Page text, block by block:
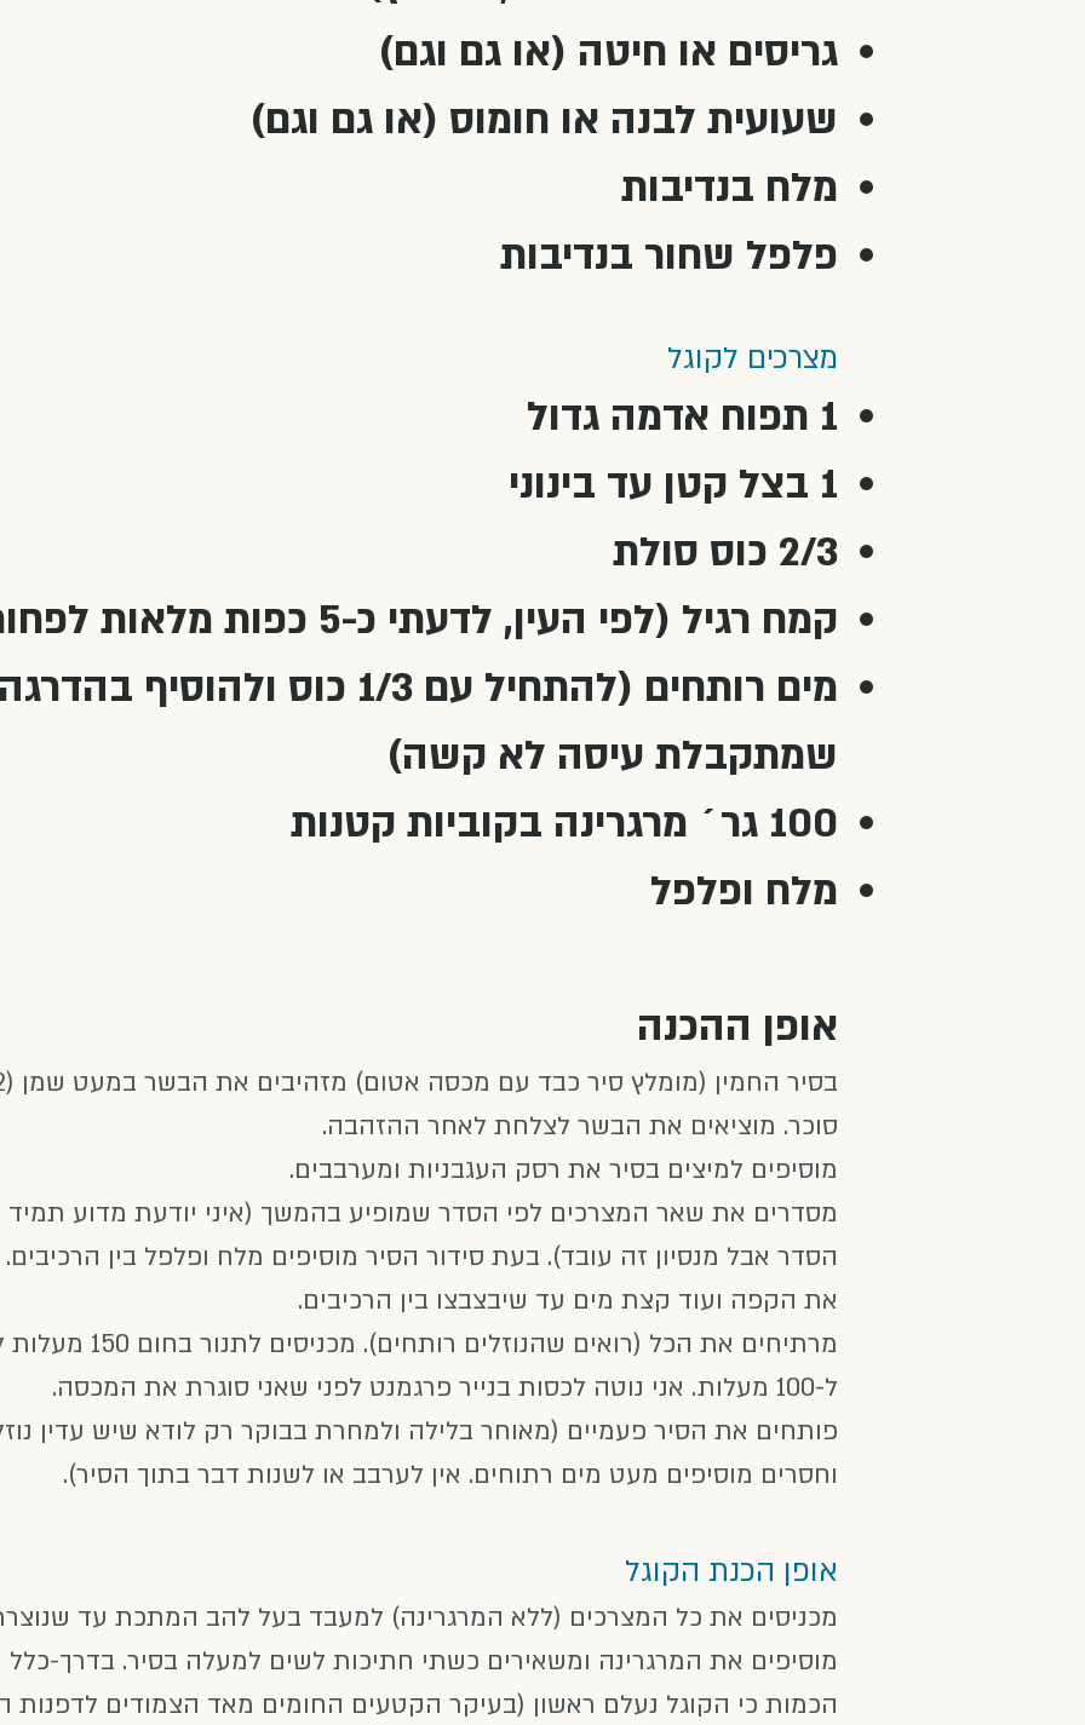
גריסים או חיטה (או גם וגם)
שעועית לבנה או חומוס (או גם וגם)
מלח בנדיבות
פלפל שחור בנדיבות
מצרכים לקוגל
1 תפוח אדמה גדול
1 בצל קטן עד בינוני
2/3 כוס סולת
קמח רגיל (לפי העין, לדעתי כ-5 כפות מלאות לפחות)
מים רותחים (להתחיל עם 1/3 כוס ולהוסיף
שמתקבלת עיסה לא קשה)
100 גר´ מרגרינה בקוביות קטנות
מלח ופלפל
אופן ההכנה
סוכר. מוציאים את הבשר לצלחת לאחר ההזהבה.
מוסיפים למיצים בסיר את רסק העגבניות ומערבבים.
מסדרים את שאר המצרכים לפי הסדר שמופיע בהמשך (איני יודעת מדוע
הסדר אבל מנסיון זה עובד). בעת סידור הסיר מוסיפים מלח ופלפל בין
את הקפה ועוד קצת מים עד שיבצבצו בין הרכיבים.
מרתיחים את הכל (רואים
ל-100 מעלות. אני נוטה לכסות בנייר פרגמנט לפני שאני סוגרת את המכסה.
פותחים את הסיר פעמיים (מאוחר בלילה ולמחרת בבוקר רק לודא שיש עדין
וחסרים מוסיפים מעט מים רתוחים. אין לערבב או לשנות דבר בתוך הסיר).
אופן הכנת הקוגל
מכניסים את כל המצרכים (ללא המרגרינה) למעבד בעל להב המתכת עד
מוסיפים את המרגרינה ומשאירים כשתי חתיכות לשים למעלה בסיר. בדרך-
הכמות כי הקוגל נעלם ראשון (בעיקר הקטעים החומים מאד הצמודים לדפנות